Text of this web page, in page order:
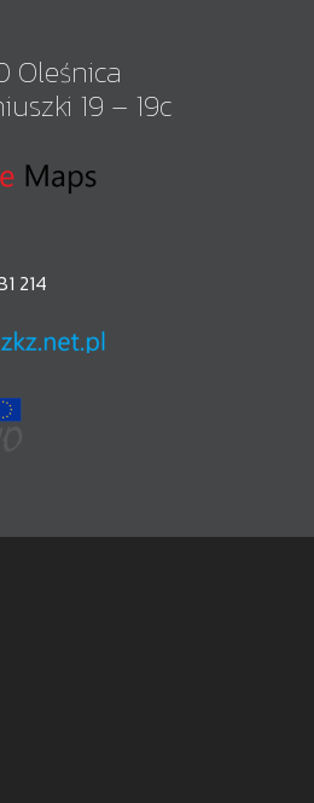
Oleśnica
19 – 19c
214